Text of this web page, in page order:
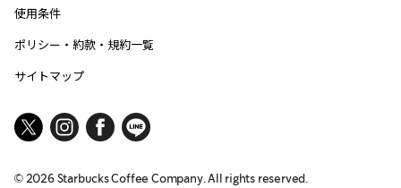
使用条件
ポリシー・約款・規約一覧
サイトマップ
© 2026Starbucks Coffee Company. All rights reserved.